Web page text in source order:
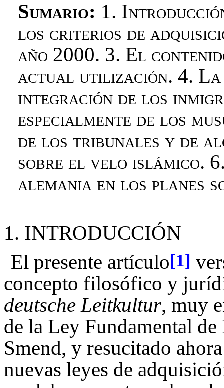
Sumario: 1.
los criterios de
año 2000. 3. El
actual utilización. 4. La
integración de los
especialmente de los
de los tribunales y de
sobre el velo islámico.
alemania en los planes
1. INTRODUCCIÓN
El presente artículo[1]
concepto filosófico y
deutsche Leitkultur, muy
de la Ley Fundamental
Smend, y resucitado
nuevas leyes de